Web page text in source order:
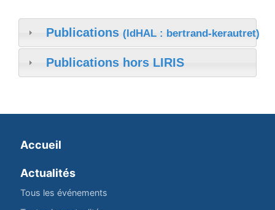
Publications (IdHAL : bertrand-kerautret)
Publications hors LIRIS
Accueil
Actualités
Tous les événements